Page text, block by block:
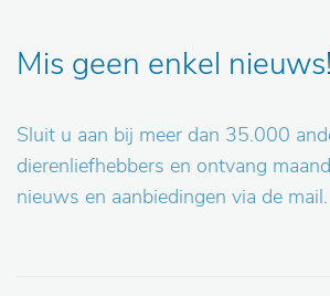
Mis geen enkel nieuws!
Sluit u aan bij meer dan 35.000
dierenliefhebbers en ontvang
nieuws en aanbiedingen via de mail.